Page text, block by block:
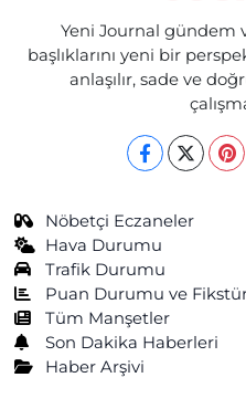
Yeni Journal gündem
başlıklarını yeni bir
anlaşılır, sade ve
Nöbetçi Eczaneler
Hava Durumu
Trafik Durumu
Puan Durumu ve
Tüm Manşetler
Son Dakika Haberleri
Haber Arşivi